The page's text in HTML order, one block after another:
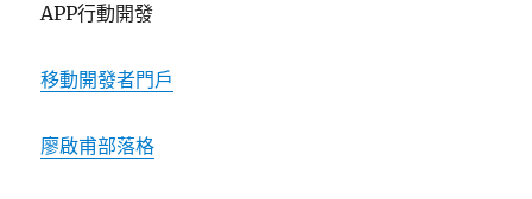
APP行動開發
移動開發者門戶
廖啟甫部落格